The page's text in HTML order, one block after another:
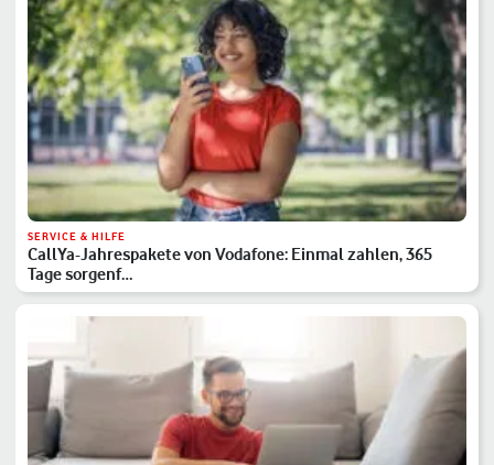
SERVICE & HILFE
CallYa-Jahrespakete von Vodafone: Einmal zahlen, 365
Tage sorgenf…